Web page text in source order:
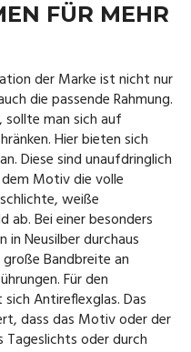
FÜR MEHR
der Marke ist nicht nur
die passende Rahmung.
man sich auf
Hier bieten sich
Diese sind unaufdringlich
Motiv die volle
weiße
ab. Bei einer besonders
in Neusilber durchaus
Bandbreite an
Für den
Antireflexglas. Das
dass das Motiv oder der
Tageslichts oder durch